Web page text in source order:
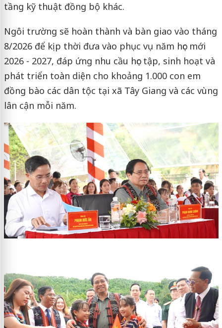
tầng kỹ thuật đồng bộ khác.
Ngôi trường sẽ hoàn thành và bàn giao vào tháng
8/2026 để kịp thời đưa vào phục vụ năm học mới
2026 - 2027, đáp ứng nhu cầu học tập, sinh hoạt và
phát triển toàn diện cho khoảng 1.000 con em
đồng bào các dân tộc tại xã Tây Giang và các vùng
lân cận mỗi năm.